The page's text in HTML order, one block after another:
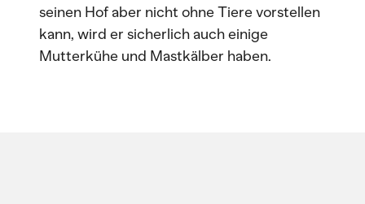
seinen Hof aber nicht ohne Tiere vorstellen
kann, wird er sicherlich auch einige
Mutterkühe und Mastkälber haben.